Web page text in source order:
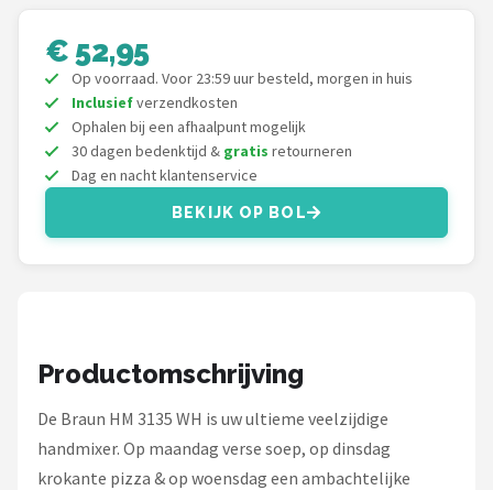
Moulinex
KitchenAid
Magimix
Nutribullet
KitchenBrothers
Philips
€ 52,95
Op voorraad. Voor 23:59 uur besteld, morgen in huis
Inclusiefverzendkosten
Ophalen bij een afhaalpunt mogelijk
30 dagen bedenktijd & gratis retourneren
Dag en nacht klantenservice
BEKIJK OP BOL
Productomschrijving
De Braun HM 3135 WH is uw ultieme veelzijdige
handmixer. Op maandag verse soep, op dinsdag
krokante pizza & op woensdag een ambachtelijke